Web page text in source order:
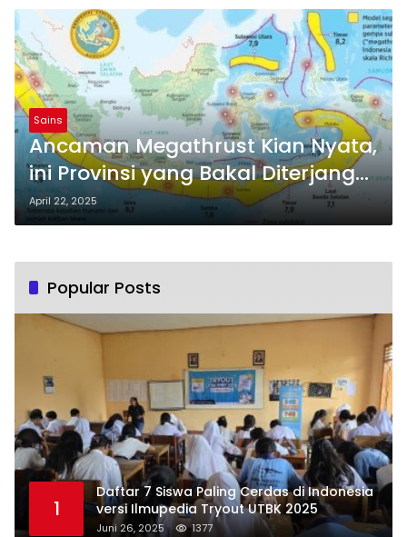
Sains
Ancaman Megathrust Kian Nyata,
ini Provinsi yang Bakal Diterjang
Tsunami
April 22, 2025
Popular Posts
1
Daftar 7 Siswa Paling Cerdas di Indonesia
versi Ilmupedia Tryout UTBK 2025
Juni 26, 2025 1377